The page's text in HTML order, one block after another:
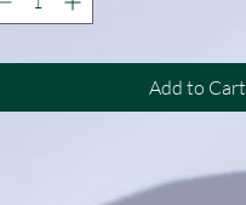
Add to Cart